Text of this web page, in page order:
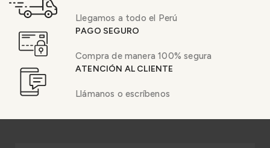
Llegamos a todo el Perú
PAGO SEGURO
Compra de manera 100% segura
ATENCIÓN AL CLIENTE
Llámanos o escríbenos